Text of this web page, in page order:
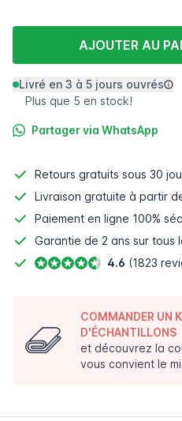
AJOUTER AU
Livré en 3 à 5 jours ouvrés
Plus que 5 en stock!
Partager via WhatsApp
Retours gratuits sous 30
Livraison gratuite à partir
Paiement en ligne 100%
Garantie de 2 ans sur tous
4.6 (1823
COMMANDER UN
D'ÉCHANTILLONS
et découvrez la
vous convient le